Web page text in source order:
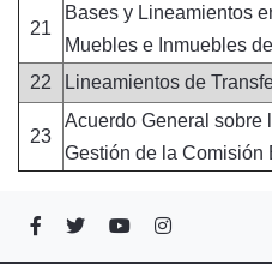
21
Bases y Lineamientos
Muebles e Inmuebles
22
Lineamientos de
23
Acuerdo General sobre
Gestión de la Comisión